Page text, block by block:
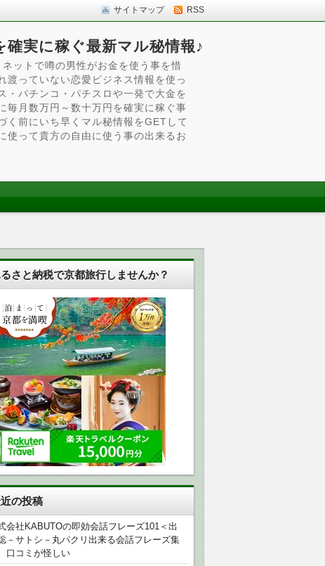
サイトマップ RSS
実に稼ぐ最新マル秘情報♪
ットで噂の男性がお金を使う事を惜
渡っていない恋愛ビジネス情報を使っ
・パチンコ・パチスロや一発で大金を
毎月数万円～数十万円を確実に稼ぐ事
く前にいち早くマル秘情報をGETして
使って貴方の自由に使う事の出来るお
さと納税で京都旅行しませんか？
の投稿
会社KABUTOの即効会話フレーズ101＜出
－サトシ－丸パクリ出来る会話フレーズ集
口コミが怪しい